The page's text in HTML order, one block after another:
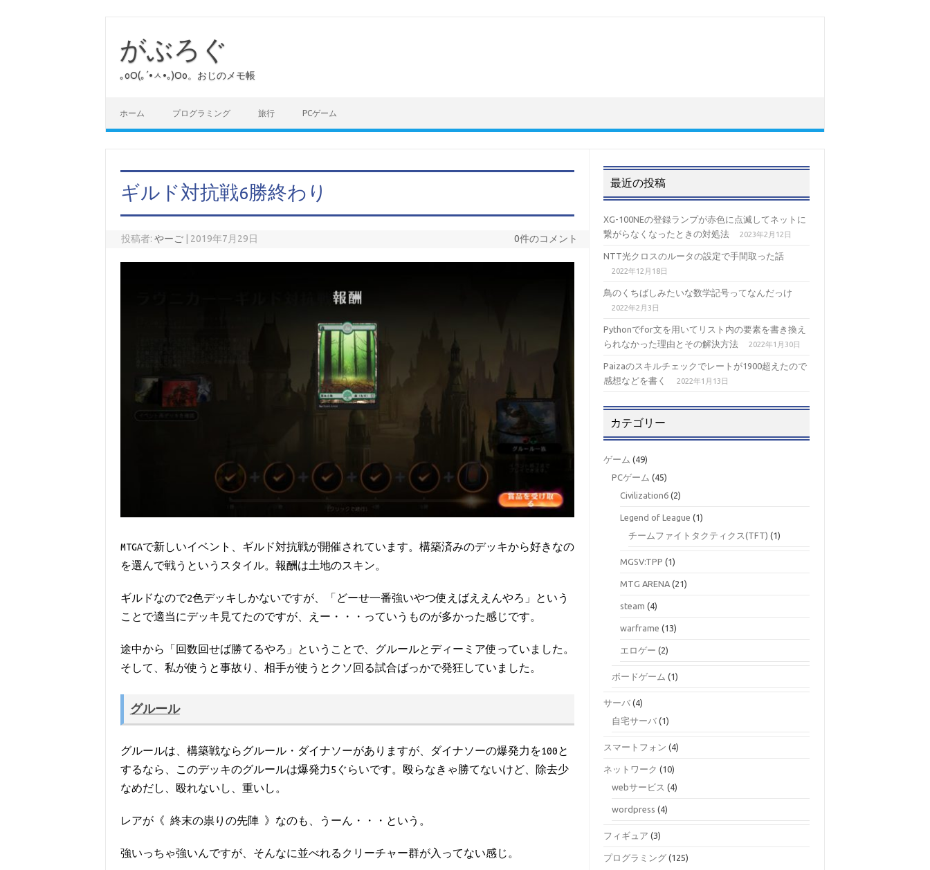
がぶろぐ
｡оО(｡´•ㅅ•｡)Оо。おじのメモ帳
ホーム プログラミング 旅行 PCゲーム
ギルド対抗戦6勝終わり
投稿者:やーご 2019年7月29日 0件のコメント
MTGAで新しいイベント、ギルド対抗戦が開催されています。構築済みのデッキから好きなの
を選んで戦うというスタイル。報酬は土地のスキン。
ギルドなので2色デッキしかないですが、「どーせ一番強いやつ使えばええんやろ」という
ことで適当にデッキ見てたのですが、えー・・・っていうものが多かった感じです。
途中から「回数回せば勝てるやろ」ということで、グルールとディーミア使っていました。
そして、私が使うと事故り、相手が使うとクソ回る試合ばっかで発狂していました。
グルール
グルールは、構築戦ならグルール・ダイナソーがありますが、ダイナソーの爆発力を100と
するなら、このデッキのグルールは爆発力5ぐらいです。殴らなきゃ勝てないけど、除去少
なめだし、殴れないし、重いし。
レアが《 終末の祟りの先陣 》なのも、うーん・・・という。
強いっちゃ強いんですが、そんなに並べれるクリーチャー群が入ってない感じ。
最近の投稿
XG-100NEの登録ランプが赤色に点滅してネットに
繋がらなくなったときの対処法
2023年2月12日
NTT光クロスのルータの設定で手間取った話
2022年12月18日
鳥のくちばしみたいな数学記号ってなんだっけ
2022年2月3日
Pythonでfor文を用いてリスト内の要素を書き換え
られなかった理由とその解決方法
2022年1月30日
Paizaのスキルチェックでレートが1900超えたので
感想などを書く
2022年1月13日
カテゴリー
ゲーム (49)
PCゲーム (45)
Civilization6 (2)
Legend of League (1)
チームファイトタクティクス(TFT) (1)
MGSV:TPP (1)
MTG ARENA (21)
steam (4)
warframe (13)
エロゲー (2)
ボードゲーム (1)
サーバ (4)
自宅サーバ (1)
スマートフォン (4)
ネットワーク (10)
webサービス (4)
wordpress (4)
フィギュア (3)
プログラミング (125)